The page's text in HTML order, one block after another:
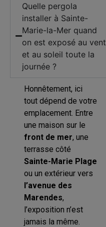
Quelle pergola
installer à Sainte-
Marie-la-Mer quand
on est exposé au vent
et au soleil toute la
journée ?
Honnêtement, ici
tout dépend de votre
emplacement. Entre
une maison sur le
front de mer, une
terrasse côté
Sainte-Marie Plage
ou un extérieur vers
l’avenue des
Marendes,
l’exposition n’est
jamais la même.